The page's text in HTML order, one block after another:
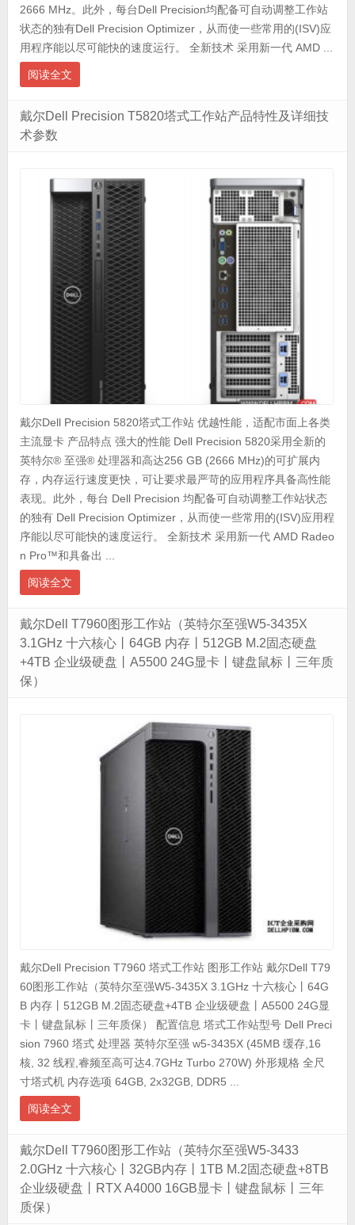
2666 MHz。此外，每台Dell Precision均配备可自动调整工作站
状态的独有Dell Precision Optimizer，从而使一些常用的(ISV)应
用程序能以尽可能快的速度运行。 全新技术 采用新一代 AMD ...
阅读全文
戴尔Dell Precision T5820塔式工作站产品特性及详细技
术参数
戴尔Dell Precision 5820塔式工作站 优越性能，适配市面上各类
主流显卡 产品特点 强大的性能 Dell Precision 5820采用全新的
英特尔® 至强® 处理器和高达256 GB (2666 MHz)的可扩展内
存，内存运行速度更快，可让要求最严苛的应用程序具备高性能
表现。此外，每台 Dell Precision 均配备可自动调整工作站状态
的独有 Dell Precision Optimizer，从而使一些常用的(ISV)应用程
序能以尽可能快的速度运行。 全新技术 采用新一代 AMD Radeo
n Pro™和具备出 ...
阅读全文
戴尔Dell T7960图形工作站（英特尔至强W5-3435X
3.1GHz 十六核心丨64GB 内存丨512GB M.2固态硬盘
+4TB 企业级硬盘丨A5500 24G显卡丨键盘鼠标丨三年质
保）
戴尔Dell Precision T7960 塔式工作站 图形工作站 戴尔Dell T79
60图形工作站（英特尔至强W5-3435X 3.1GHz 十六核心丨64G
B 内存丨512GB M.2固态硬盘+4TB 企业级硬盘丨A5500 24G显
卡丨键盘鼠标丨三年质保） 配置信息 塔式工作站型号 Dell Preci
sion 7960 塔式 处理器 英特尔至强 w5-3435X (45MB 缓存,16
核, 32 线程,睿频至高可达4.7GHz Turbo 270W) 外形规格 全尺
寸塔式机 内存选项 64GB, 2x32GB, DDR5 ...
阅读全文
戴尔Dell T7960图形工作站（英特尔至强W5-3433
2.0GHz 十六核心丨32GB内存丨1TB M.2固态硬盘+8TB
企业级硬盘丨RTX A4000 16GB显卡丨键盘鼠标丨三年
质保）